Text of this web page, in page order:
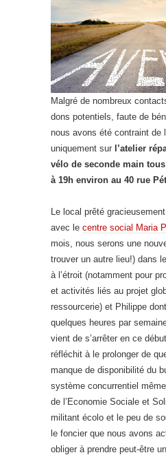
Malgré de nombreux
dons potentiels, faute de
nous avons été contraint de
uniquement sur l’atelier
vélo de seconde main
à 19h environ au 40 rue
Le local prêté
avec le centre social Maria
mois, nous serons une
trouver un autre lieu!) dans
à l’étroit (notamment pour
et activités liés au projet
ressourcerie) et Philippe
quelques heures par
vient de s’arrêter en ce
réfléchit à le prolonger de
manque de disponibilité du
système concurrentiel
de l’Economie Sociale et
militant écolo et le peu de
le foncier que nous avons
obliger à prendre peut-être